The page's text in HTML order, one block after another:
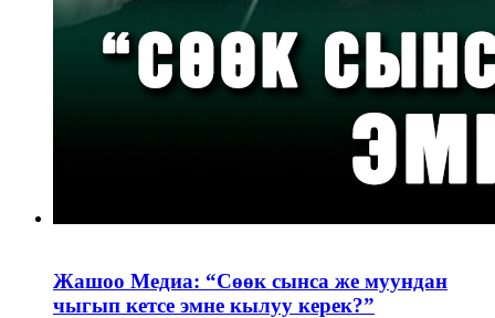
Жашоо Медиа: “Сөөк сынса же муундан
чыгып кетсе эмне кылуу керек?”